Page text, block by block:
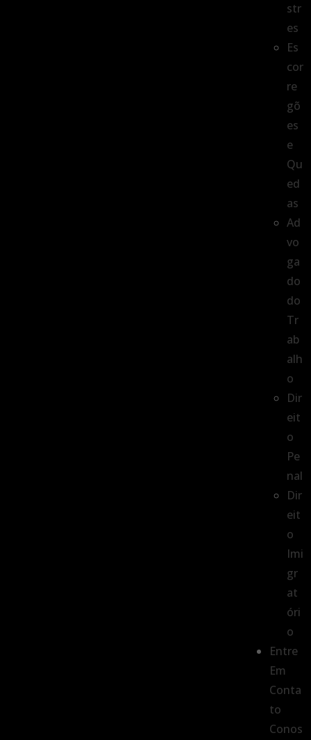
str
es
Es
cor
re
gõ
es
e
Qu
ed
as
Ad
vo
ga
do
do
Tr
ab
alh
o
Dir
eit
o
Pe
nal
Dir
eit
o
Imi
gr
at
óri
o
Entre
Em
Conta
to
Conos